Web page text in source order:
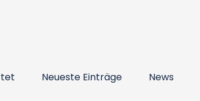
Neueste Einträge News